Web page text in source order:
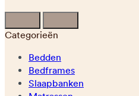
Categorieën
Bedden
Bedframes
Slaapbanken